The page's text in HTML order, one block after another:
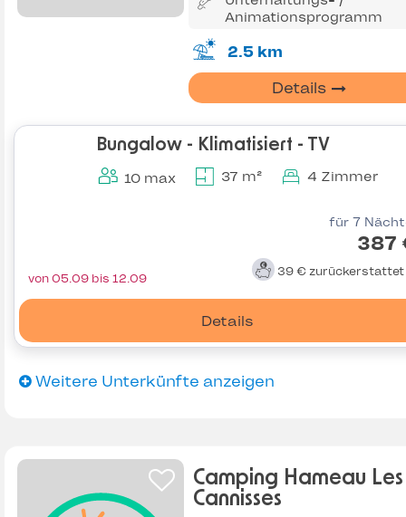
Animationsprogramm
2.5 km
Details
Bungalow - Klimatisiert - TV
10 max 37 m² 4 Zimmer
für 7
387
39 € zurückerstattet
Details
von 05.09 bis 12.09
Weitere Unterkünfte anzeigen
Camping Hameau Les
Cannisses